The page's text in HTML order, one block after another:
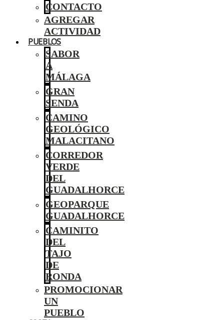
CONTACTO
AGREGAR
ACTIVIDAD
PUEBLOS
SABOR
A
MÁLAGA
GRAN
SENDA
CAMINO
GEOLÓGICO
MALACITANO
CORREDOR
VERDE
DEL
GUADALHORCE
GEOPARQUE
GUADALHORCE
CAMINITO
DEL
TAJO
DE
RONDA
PROMOCIONAR
UN
PUEBLO